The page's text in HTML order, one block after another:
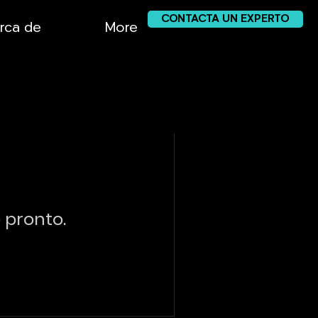
de More
CONTACTA UN EXPERTO
pronto.